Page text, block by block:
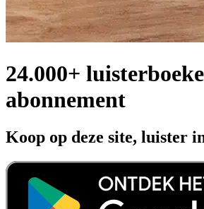
24.000+
abonnement
Koop op deze site, luister